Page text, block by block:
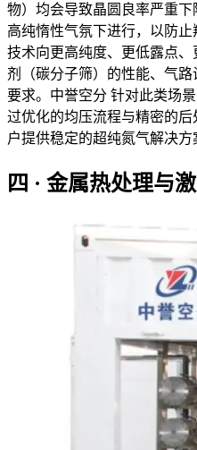
物）均会导致晶圆良率严重
高纯惰性气氛下进行，以防
技术向更高纯度、更低露点
剂（碳分子筛）的性能、气
要求。中誉空分 针对此类场
过优化的均压流程与精密的
户提供稳定的超纯氮气解决方
四 · 金属热处理与